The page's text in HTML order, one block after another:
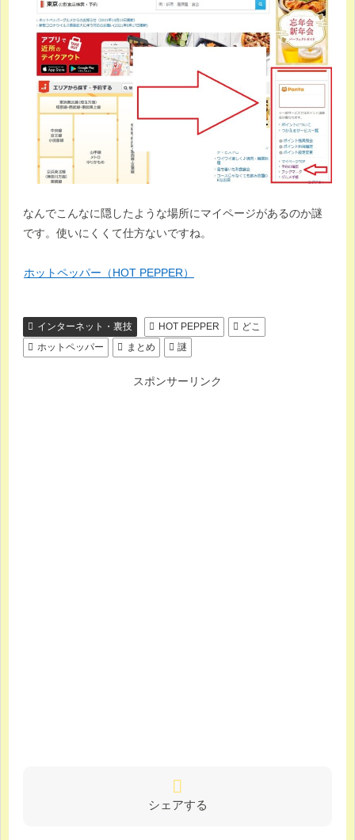
なんでこんなに隠したような場所にマイページがあるのか謎
です。使いにくくて仕方ないですね。
ホットペッパー（HOT PEPPER）
インターネット・裏技 HOT PEPPER
どこ
ホットペッパー
まとめ 謎
スポンサーリンク
シェアする